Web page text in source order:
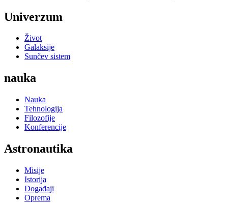
Univerzum
Život
Galaksije
Sunčev sistem
nauka
Nauka
Tehnologija
Filozofije
Konferencije
Astronautika
Misije
Istorija
Događaji
Oprema